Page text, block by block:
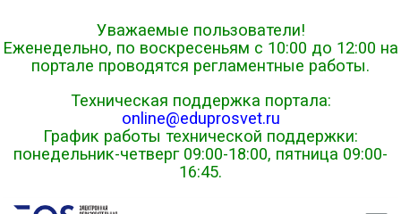
Уважаемые пользователи!
Еженедельно, по воскресеньям с 10:00 до 12:00 на
портале проводятся регламентные работы.
Техническая поддержка портала:
online@eduprosvet.ru
График работы технической поддержки:
понедельник-четверг 09:00-18:00, пятница 09:00-
16:45.